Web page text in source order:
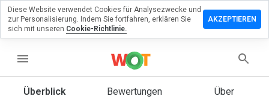
menu
Überblick Bewertungen Über
Diese Website verwendet Cookies für Analysezwecke und
zur Personalisierung. Indem Sie fortfahren, erklären Sie
sich mit unseren Cookie-Richtlinie.
AKZEPTIEREN